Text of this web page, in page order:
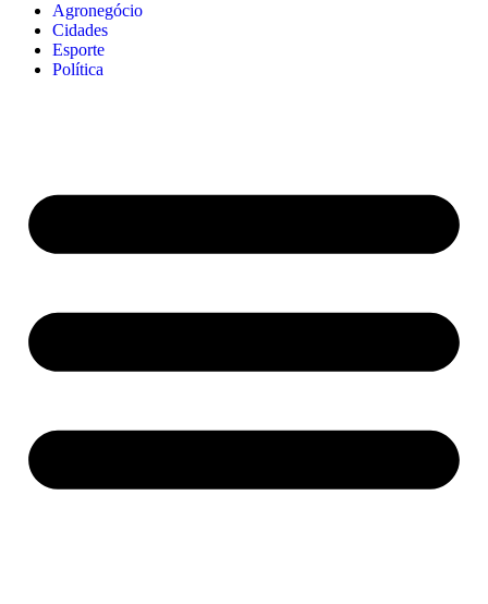
Agronegócio
Cidades
Esporte
Política